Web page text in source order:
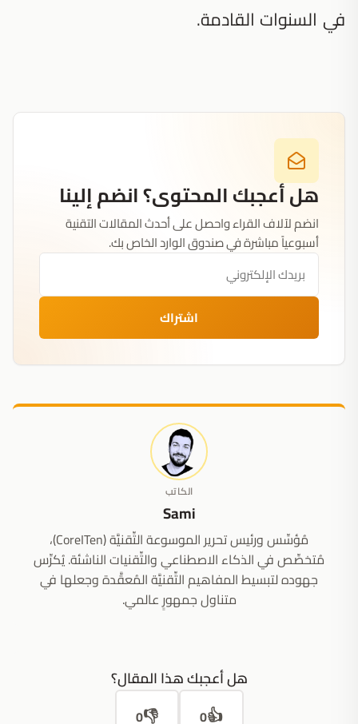
في السنوات القادمة.
هل أعجبك المحتوى؟ انضم إلينا
انضم لآلاف القراء واحصل على أحدث المقالات التقنية
أسبوعياً مباشرة في صندوق الوارد الخاص بك.
اشتراك
الكاتب
Sami
مُؤسِّس ورئيس تحرير الموسوعة التِّقنيَّة (CoreITen)،
مُتخصِّص في الذكاء الاصطناعي والتِّقنيات الناشئة. يُكرِّس
جهوده لتبسيط المفاهيم التِّقنيَّة المُعقَّدة وجعلها في
متناول جمهورٍ عالمي.
هل أعجبك هذا المقال؟
👍
0
👎
0